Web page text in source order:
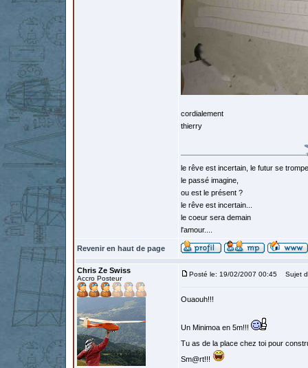
cordialement
thierry
le rêve est incertain, le futur se trompe
le passé imagine,
ou est le présent ?
le rêve est incertain...
le coeur sera demain
l'amour....
Revenir en haut de page
Chris Ze Swiss
Accro Posteur
Posté le: 19/02/2007 00:45 Sujet
Ouaouh!!!
Un Minimoa en 5m!!!
Tu as de la place chez toi pour
Sm@rt!!!